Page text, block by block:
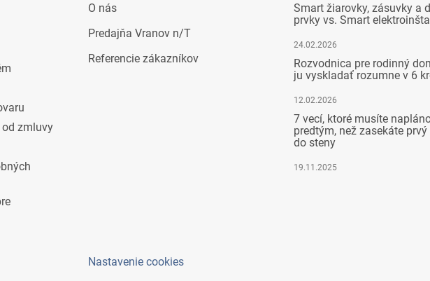
zmluvy
O nás
Predajňa Vranov n/T
Referencie zákazníkov
Smart žiarovky, zásuvky a
prvky vs. Smart
24.02.2026
Rozvodnica pre rodinný
ju vyskladať rozumne v 6
12.02.2026
7 vecí, ktoré musíte
predtým, než zasekáte prvý
do steny
19.11.2025
Nastavenie cookies